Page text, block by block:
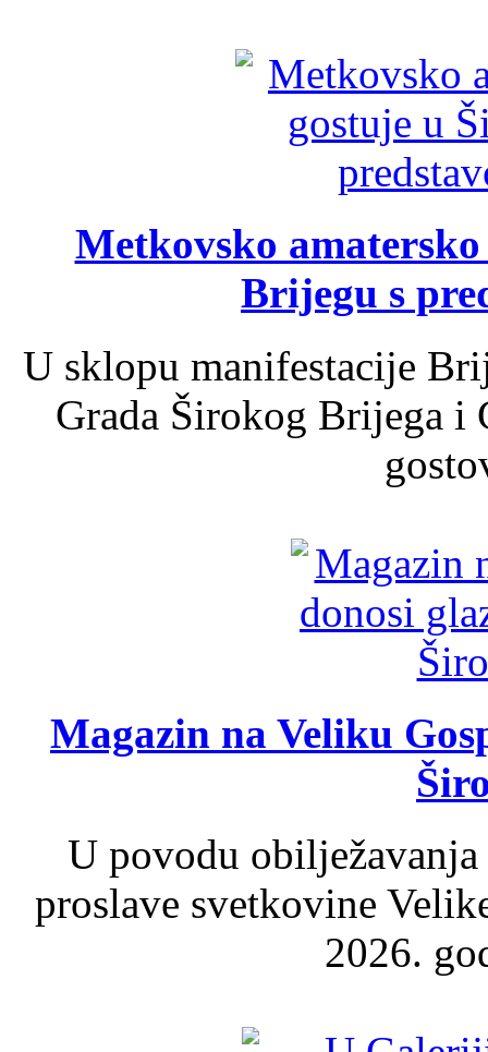
Metkovsko
Brijegu s
U sklopu manifestacije
Grada Širokog Brijega
Magazin na Veliku
U povodu
proslave svetkovine
2026.